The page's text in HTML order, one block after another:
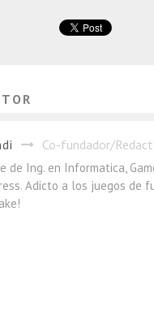
Co-fundador/
de Ing. en Informatica,
Adicto a los juegos de